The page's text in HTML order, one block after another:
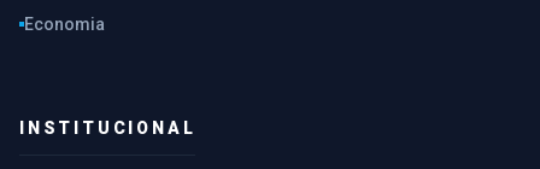
Economia
INSTITUCIONAL